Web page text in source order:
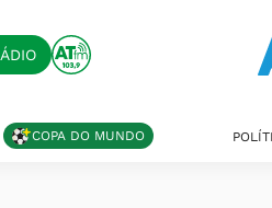
COPA DO MUNDO